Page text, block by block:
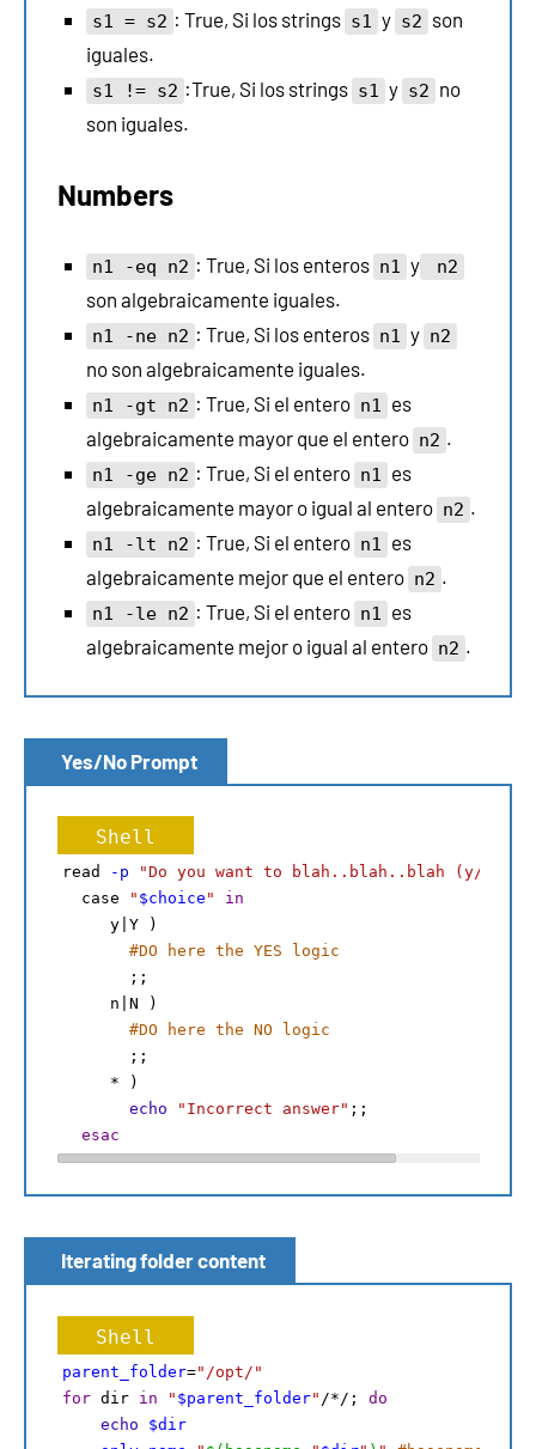
s1 = s2 : True, Si los strings s1 y s2 son
iguales.
s1 != s2 :True, Si los strings s1 y s2 no
son iguales.
Numbers
n1 -eq n2 : True, Si los enteros n1 y n2
son algebraicamente iguales.
n1 -ne n2 : True, Si los enteros n1 y n2
no son algebraicamente iguales.
n1 -gt n2 : True, Si el entero n1 es
algebraicamente mayor que el entero n2 .
n1 -ge n2 : True, Si el entero n1 es
algebraicamente mayor o igual al entero n2 .
n1 -lt n2 : True, Si el entero n1 es
algebraicamente mejor que el entero n2 .
n1 -le n2 : True, Si el entero n1 es
algebraicamente mejor o igual al entero n2 .
Yes/No Prompt
Shell
read -p "Do you want to blah..blah..blah (y/n)?"
  case
" $choice "
in
     y|Y )
#DO here the YES logic
       ;;
     n|N )
#DO here the NO logic
       ;;
     * )
echo
"Incorrect answer" ;;
esac
Iterating folder content
Shell
parent_folder="/opt/"
for dir in " $parent_folder" /*/; do
echo
$dir